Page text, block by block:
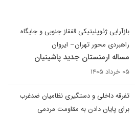
بازآرایی ژئوپلیتیکی قفقاز جنوبی و جایگاه
راهبردی محور تهران– ایروان
مساله ارمنستان جدید پاشینیان
۰۵ خرداد ۱۴۰۵
تفرقه داخلی و دستگیری نظامیان ضدغرب
برای پایان دادن به مقاومت مردمی